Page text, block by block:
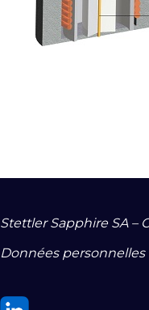
Stettler Sapphire SA –
Données personnelles